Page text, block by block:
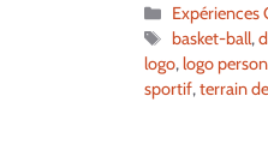
Catégories
Expériences
Étiquettes
basket-ball,
logo,logo
sportif,terrain